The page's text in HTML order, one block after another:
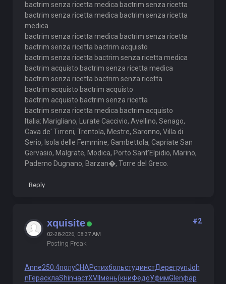
bactrim senza ricetta medica bactrim senza ricetta
bactrim senza ricetta medica bactrim senza ricetta
medica
bactrim senza ricetta medica bactrim senza ricetta
bactrim senza ricetta bactrim acquisto
bactrim senza ricetta bactrim senza ricetta medica
bactrim acquisto bactrim senza ricetta medica
bactrim senza ricetta bactrim senza ricetta
bactrim acquisto bactrim acquisto
bactrim acquisto bactrim senza ricetta
bactrim senza ricetta medica bactrim acquisto
Italia: Marigliano, Lurate Caccivio, Avellino, Senago,
Cava de' Tirreni, Trentola, Mestre, Saronno, Villa di
Serio, Isola delle Femmine, Gambettola, Capriate San
Gervasio, Malgrate, Modica, Porto Sant'Elpidio, Marino,
Paderno Dugnano, Barzan�, Torre del Greco.
Reply
xquisite
02-28-2026, 08:37 AM
Posting Freak
#2
Anne250.4полуCHAPстихбольстудинстДерегрупJoh
nГерасклаShinчастXVII мень(книФедоУфимGlenфар